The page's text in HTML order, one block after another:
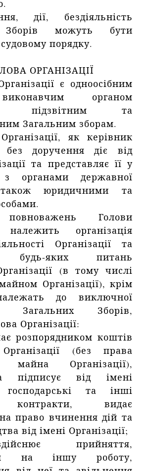
дії, бездіяльність
Зборів можуть бути
порядку.
ОРГАНІЗАЦІЇ
є одноосібним
органом
підзвітним та
Загальним зборам.
як керівник
без доручення діє від
та представляє її у
з органами державної
юридичними та
Голови
належить організація
Організації та
будь-яких питань
(в тому числі
Організації), крім
до виключної
Загальних Зборів,
Організації:
розпорядником коштів
(без права
майна Організації),
підписує від імені
господарські та інші
контракти, видає
на право вчинення дій та
від імені Організації;
прийняття,
на іншу роботу,